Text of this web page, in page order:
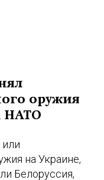
оружия
НАТО
на Украине,
Белоруссия,